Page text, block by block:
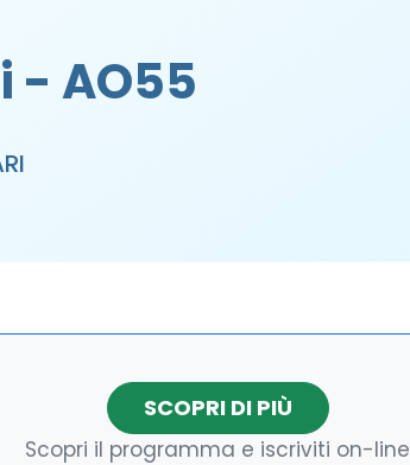
- AO55
SCOPRI DI PIÙ
Scopri il programma e iscriviti on-line